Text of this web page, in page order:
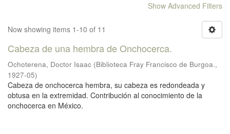
Show Advanced Filters
Now showing items 1-10 of 11
Cabeza de una hembra de Onchocerca.
Ochoterena, Doctor Isaac (Biblioteca Fray Francisco de Burgoa.,
1927-05)
Cabeza de onchocerca hembra, su cabeza es redondeada y
obtusa en la extremidad. Contribución al conocimiento de la
onchocerca en México.